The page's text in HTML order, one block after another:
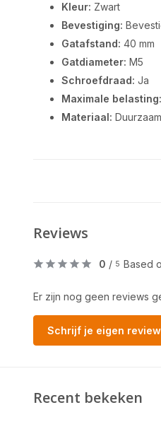
Kleur: Zwart
Bevestiging:
Gatafstand: 40 mm
Gatdiameter: M5
Schroefdraad: Ja
Maximale belasting:
Materiaal:
Reviews
0 / 5 Based
Er zijn nog geen reviews
Schrijf je eigen review
Recent bekeken